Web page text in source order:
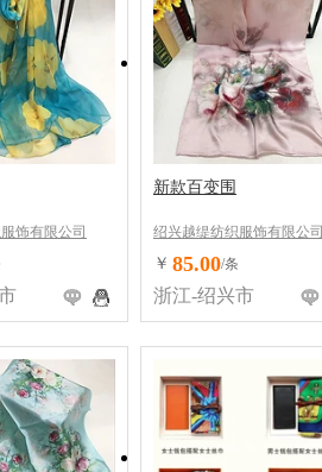
饰有限公司
新款百变围
绍兴越缇纺织服饰有限公司
￥ 85.00/条
浙江-绍兴市